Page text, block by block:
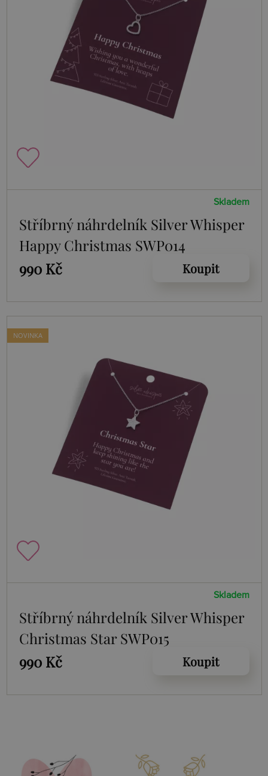
Skladem
Stříbrný náhrdelník Silver Whisper
Happy Christmas SWP014
990 Kč
Koupit
NOVINKA
Skladem
Stříbrný náhrdelník Silver Whisper
Christmas Star SWP015
990 Kč
Koupit